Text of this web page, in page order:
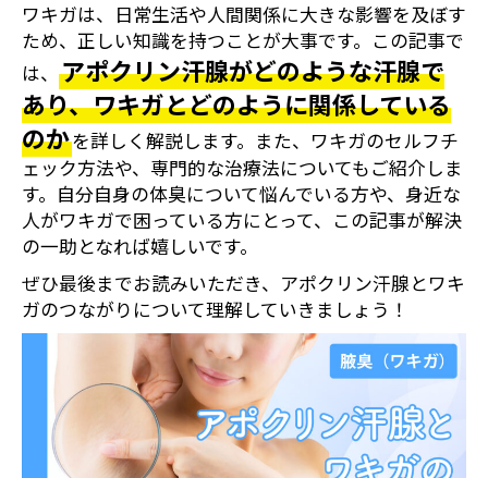
ワキガは、日常生活や人間関係に大きな影響を及ぼす
ため、正しい知識を持つことが大事です。この記事で
は、 アポクリン汗腺がどのような汗腺で
あり、ワキガとどのように関係している
のかを詳しく解説します。また、ワキガのセルフチ
ェック方法や、専門的な治療法についてもご紹介しま
す。自分自身の体臭について悩んでいる方や、身近な
人がワキガで困っている方にとって、この記事が解決
の一助となれば嬉しいです。
ぜひ最後までお読みいただき、アポクリン汗腺とワキ
ガのつながりについて理解していきましょう！